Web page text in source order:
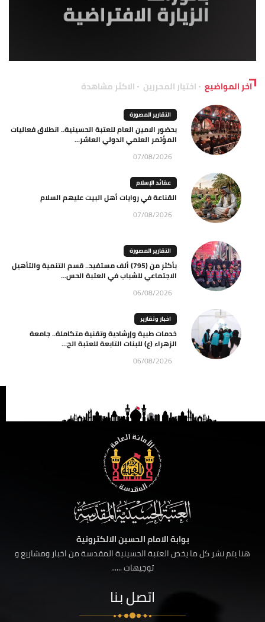
آخر المواضيع اختيار المحررين الاكثر مشاهدة
التقارير المصورة
بحضور الامين العام للعتبة الحسينية.. انطلاق فعاليات
المؤتمر العلمي الدولي العاشر...
07/08/2026
عقائد الإسلام
القناعة في روايات أهل البيت عليهم السلام
07/08/2026
التقارير المصورة
بأكثر من (795) ألف مستفيد.. قسم التنمية والتأهيل
الاجتماعي للشباب في العتبة الحس...
06/08/2026
اخبار وتقارير
خدمات طبية وإرشادية وتقنية متكاملة.. جامعة
الزهراء (ع) للبنات التابعة للعتبة الح...
06/08/2026
بوابة الامام الحسين الالكترونية
هنا يتم نشر كل ما يخص العتبة الحسينية المقدسة من اخبار ومشاريع و
توجيهات ......
اتصل بنا